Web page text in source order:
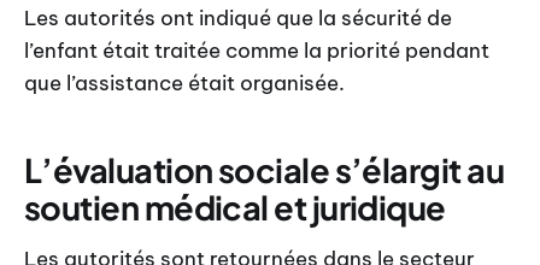
Les autorités ont indiqué que la sécurité de
l’enfant était traitée comme la priorité pendant
que l’assistance était organisée.
L’évaluation sociale s’élargit au
soutien médical et juridique
Les autorités sont retournées dans le secteur